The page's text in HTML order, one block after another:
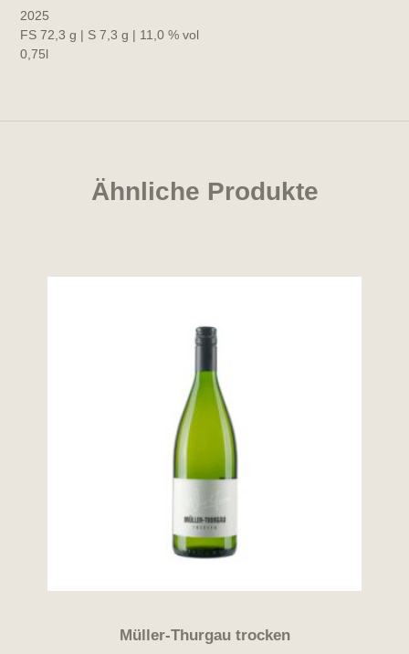
2025
FS 72,3 g | S 7,3 g | 11,0 % vol
0,75l
Ähnliche Produkte
Müller-Thurgau trocken